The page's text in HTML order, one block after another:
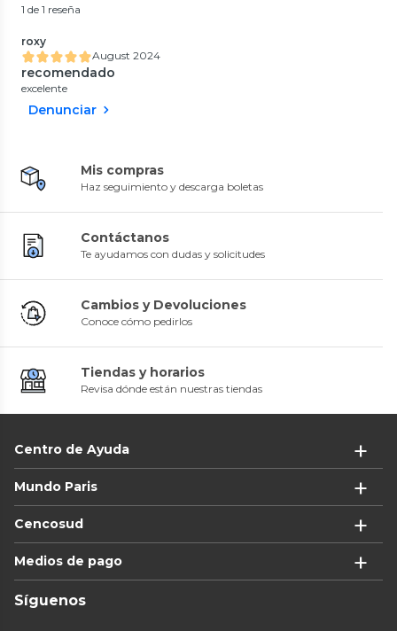
1 de 1 reseña
roxy
August 2024
recomendado
excelente
Denunciar
Mis compras
Haz seguimiento y descarga boletas
Contáctanos
Te ayudamos con dudas y solicitudes
Cambios y Devoluciones
Conoce cómo pedirlos
Tiendas y horarios
Revisa dónde están nuestras tiendas
Centro de Ayuda
Mundo Paris
Cencosud
Medios de pago
Síguenos